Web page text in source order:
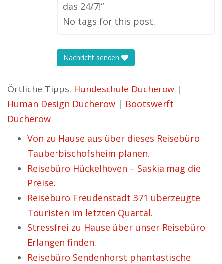
das 24/7!“
No tags for this post.
Nachricht senden
Örtliche Tipps: Hundeschule Ducherow |
Human Design Ducherow | Bootswerft
Ducherow
Von zu Hause aus über dieses Reisebüro
Tauberbischofsheim planen.
Reisebüro Hückelhoven – Saskia mag die
Preise.
Reisebüro Freudenstadt 371 überzeugte
Touristen im letzten Quartal.
Stressfrei zu Hause über unser Reisebüro
Erlangen finden.
Reisebüro Sendenhorst phantastische